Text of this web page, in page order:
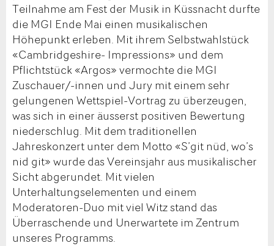
Teilnahme am Fest der Musik in Küssnacht durfte
die MGI Ende Mai einen musikalischen
Höhepunkt erleben. Mit ihrem Selbstwahlstück
«Cambridgeshire- Impressions» und dem
Pflichtstück «Argos» vermochte die MGI
Zuschauer/-innen und Jury mit einem sehr
gelungenen Wettspiel-Vortrag zu überzeugen,
was sich in einer äusserst positiven Bewertung
niederschlug. Mit dem traditionellen
Jahreskonzert unter dem Motto «S’git nüd, wo’s
nid git» wurde das Vereinsjahr aus musikalischer
Sicht abgerundet. Mit vielen
Unterhaltungselementen und einem
Moderatoren-Duo mit viel Witz stand das
Überraschende und Unerwartete im Zentrum
unseres Programms.